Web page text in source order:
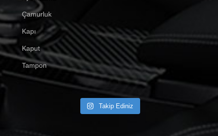
Çamurluk
Kapı
Kaput
Tampon
Takip Ediniz